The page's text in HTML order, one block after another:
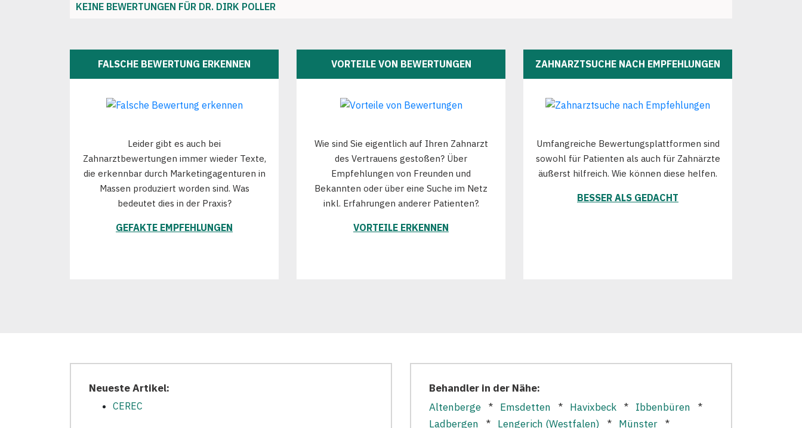
KEINE BEWERTUNGEN FÜR DR. DIRK POLLER
FALSCHE BEWERTUNG ERKENNEN
Leider gibt es auch bei
Zahnarztbewertungen immer wieder Texte,
die erkennbar durch Marketingagenturen in
Massen produziert worden sind. Was
bedeutet dies in der Praxis?
GEFAKTE EMPFEHLUNGEN
VORTEILE VON BEWERTUNGEN
Wie sind Sie eigentlich auf Ihren Zahnarzt
des Vertrauens gestoßen? Über
Empfehlungen von Freunden und
Bekannten oder über eine Suche im Netz
inkl. Erfahrungen anderer Patienten?.
VORTEILE ERKENNEN
ZAHNARZTSUCHE NACH EMPFEHLUNGEN
Umfangreiche Bewertungsplattformen sind
sowohl für Patienten als auch für Zahnärzte
äußerst hilfreich. Wie können diese helfen.
BESSER ALS GEDACHT
Neueste Artikel:
CEREC
Behandler in der Nähe:
Altenberge * Emsdetten * Havixbeck * Ibbenbüren *
Ladbergen * Lengerich (Westfalen) * Münster *